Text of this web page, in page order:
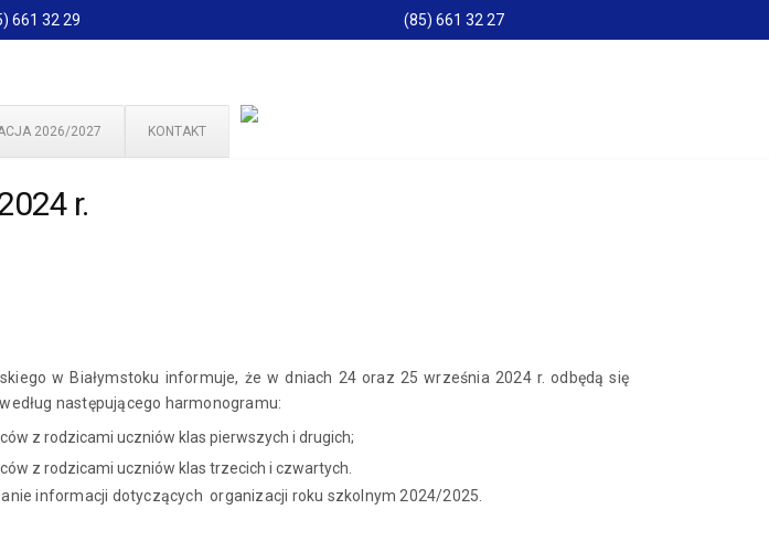
661 32 29 (85) 661 32 27
2026/2027 KONTAKT
r.
w Białymstoku informuje, że w dniach 24 oraz 25 września 2024 r. odbędą się
następującego harmonogramu:
z rodzicami uczniów klas pierwszych i drugich;
z rodzicami uczniów klas trzecich i czwartych.
informacji dotyczących organizacji roku szkolnym 2024/2025.